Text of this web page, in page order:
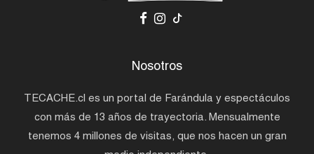
Nosotros
TECACHE.cl es un portal de Farándula y espectáculos
con más de 13 años de trayectoria. Mensualmente
tenemos 4 millones de visitas, que nos hacen un gran